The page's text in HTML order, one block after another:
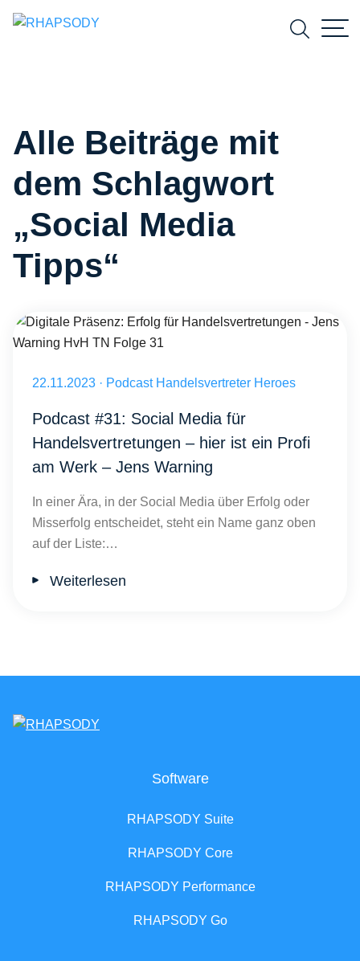
Suchen
Alle Beiträge mit
dem Schlagwort
„Social Media
Tipps“
Veröffentlicht am 22.11.2023
22.11.2023 · Podcast Handelsvertreter Heroes
Podcast #31: Social Media für
Handelsvertretungen – hier ist ein Profi
am Werk – Jens Warning
In einer Ära, in der Social Media über Erfolg oder
Misserfolg entscheidet, steht ein Name ganz oben
auf der Liste:…
Weiterlesen
Software
RHAPSODY Suite
RHAPSODY Core
RHAPSODY Performance
RHAPSODY Go